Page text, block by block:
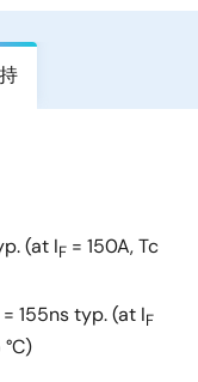
(at IF = 150A, Tc
= 155ns typ. (at IF